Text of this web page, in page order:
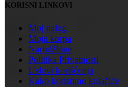
KORISNI LINKOVI
Moj nalog
Moja korpa
Narudžbine
Politika Privatnosti
Uslovi korišćenja
Kako koristimo kolačiće